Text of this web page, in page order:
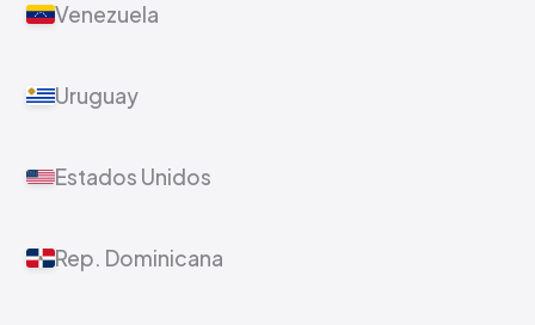
Venezuela
Uruguay
Estados Unidos
Rep. Dominicana